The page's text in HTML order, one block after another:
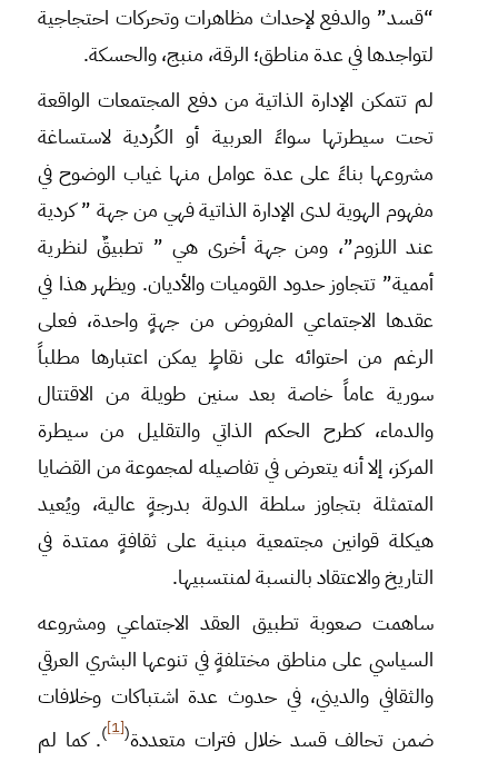
“قسد” والدفع لإحداث مظاهرات وتحركات احتجاجية
لتواجدها في عدة مناطق؛ الرقة، منبج، والحسكة.
لم تتمكن الإدارة الذاتية من دفع المجتمعات الواقعة
تحت سيطرتها سواءً العربية أو الكُردية لاستساغة
مشروعها بناءً على عدة عوامل منها غياب الوضوح في
مفهوم الهوية لدى الإدارة الذاتية فهي من جهة ” كردية
عند اللزوم”، ومن جهة أخرى هي ” تطبيقٌ لنظرية
أممية” تتجاوز حدود القوميات والأديان. ويظهر هذا في
عقدها الاجتماعي المفروض من جهةٍ واحدة، فعلى
الرغم من احتوائه على نقاطٍ يمكن اعتبارها مطلباً
سورية عاماً خاصة بعد سنين طويلة من الاقتتال
والدماء، كطرح الحكم الذاتي والتقليل من سيطرة
المركز، إلا أنه يتعرض في تفاصيله لمجموعة من القضايا
المتمثلة بتجاوز سلطة الدولة بدرجةٍ عالية، ويُعيد
هيكلة قوانين مجتمعية مبنية على ثقافةٍ ممتدة في
التاريخ والاعتقاد بالنسبة لمنتسبيها.
ساهمت صعوبة تطبيق العقد الاجتماعي ومشروعه
السياسي على مناطق مختلفةٍ في تنوعها البشري العرقي
والثقافي والديني، في حدوث عدة اشتباكات وخلافات
ضمن تحالف قسد خلال فترات متعددة(
[1]
). كما لم